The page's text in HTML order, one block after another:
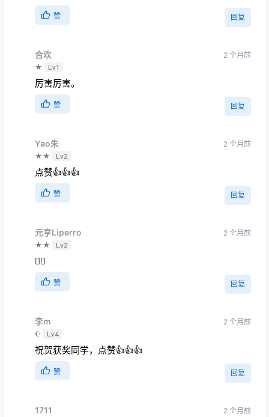
赞 回复
ChungXue
★★★
2 个月前
👍
赞 回复
合欢
★ Lv1
2 个月前
厉害厉害。
赞 回复
Yao朱
★★ Lv2
2 个月前
点赞👍👍👍
赞 回复
元亨Liperro
★★ Lv2
2 个月前
👍🏻
赞 回复
李m 2 个月前